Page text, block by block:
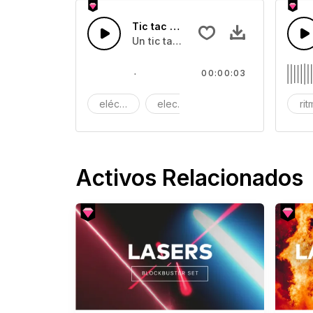
Tic tac del Reloj 01
Un tic tac del reloj
eléctrico electrico
00:00:03
Activos Relacionados